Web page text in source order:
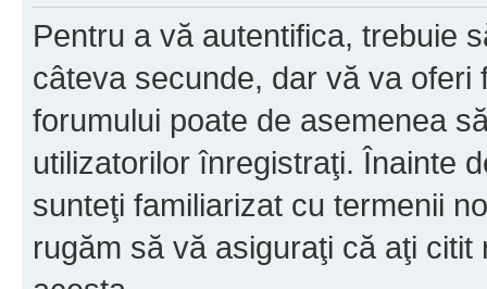
Pentru a vă autentifica, trebuie
câteva secunde, dar vă va oferi
forumului poate de asemenea
utilizatorilor înregistraţi. Înainte
sunteţi familiarizat cu termenii
rugăm să vă asiguraţi că aţi